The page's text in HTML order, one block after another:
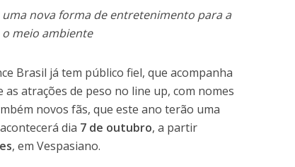
uma nova forma de entretenimento para a
meio ambiente
Brasil já tem público fiel, que acompanha
atrações de peso no line up, com nomes
novos fãs, que este ano terão uma
dia 7 de outubro, a partir
, em Vespasiano.